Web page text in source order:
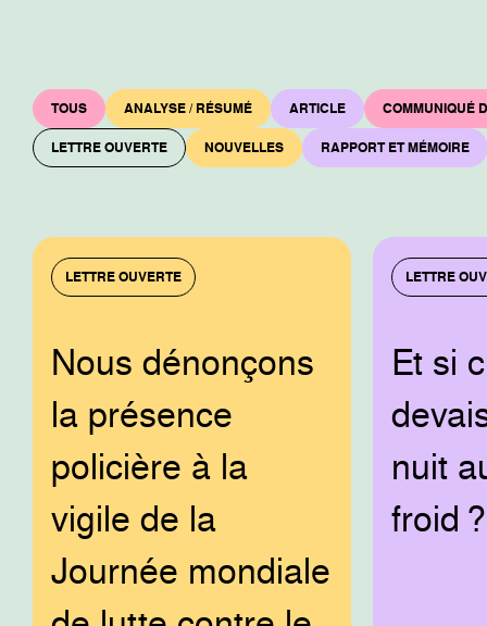
TOUS ANALYSE / RÉSUMÉ ARTICLE COMMUNIQUÉ
LETTRE OUVERTE NOUVELLES RAPPORT ET MÉMOIRE
LETTRE OUVERTE
Nous dénonçons
la présence
policière à la
vigile de la
Journée mondiale
LETTRE
Et si
nuit
froid ?